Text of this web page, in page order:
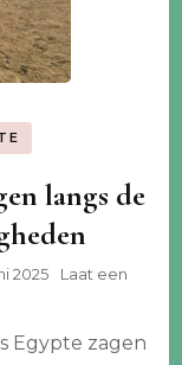
langs de
2025
Laat een
Egypte zagen